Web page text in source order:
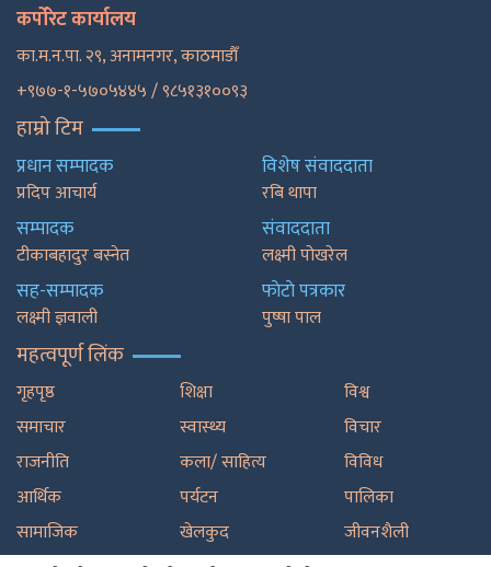
कर्पोरेट कार्यालय
का.म.न.पा. २९, अनामनगर, काठमाडाैँ
+९७७-१-५७०५४४५ / ९८५१३१००९३
हाम्रो टिम
प्रधान सम्पादक
प्रदिप आचार्य
सम्पादक
टीकाबहादुर बस्नेत
सह-सम्पादक
लक्ष्मी ज्ञवाली
विशेष संवाददाता
रबि थापा
संवाददाता
लक्ष्मी पोखरेल
फाेटाे पत्रकार
पुष्षा पाल
महत्वपूर्ण लिंक
गृहपृष्ठ
समाचार
राजनीति
आर्थिक
सामाजिक
शिक्षा
स्वास्थ्य
कला/ साहित्य
पर्यटन
खेलकुद
विश्व
विचार
विविध
पालिका
जीवनशैली